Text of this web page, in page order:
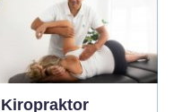
Kiropraktor